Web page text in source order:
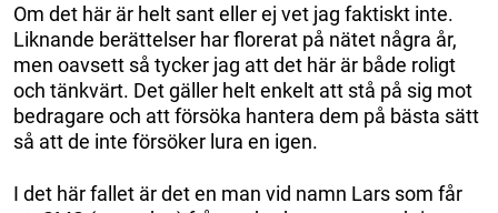
Om det här är helt sant eller ej vet jag faktiskt inte.
Liknande berättelser har florerat på nätet några år,
men oavsett så tycker jag att det här är både roligt
och tänkvärt. Det gäller helt enkelt att stå på sig mot
bedragare och att försöka hantera dem på bästa sätt
så att de inte försöker lura en igen.
I det här fallet är det en man vid namn Lars som får